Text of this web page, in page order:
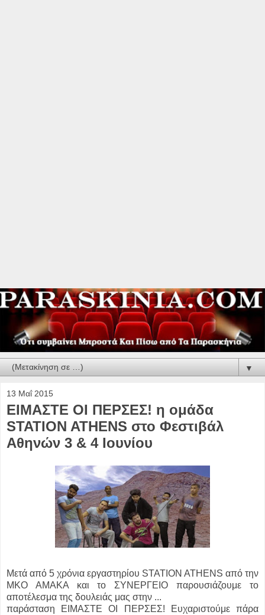
▼
13 Μαΐ 2015
ΕΙΜΑΣΤΕ ΟΙ ΠΕΡΣΕΣ! η ομάδα
STATION ATHENS στο Φεστιβάλ
Αθηνών 3 & 4 Ιουνίου
Μετά από 5 χρόνια εργαστηρίου STATION ATHENS από την
ΜΚΟ ΑΜΑΚΑ και το ΣΥΝΕΡΓΕΙΟ παρουσιάζουμε το
αποτέλεσμα της δουλειάς μας στην ...
παράσταση ΕΙΜΑΣΤΕ ΟΙ ΠΕΡΣΕΣ! Ευχαριστούμε πάρα